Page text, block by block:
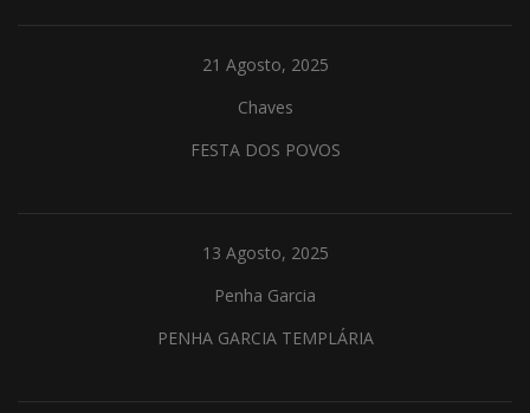
21 Agosto, 2025
Chaves
FESTA DOS POVOS
13 Agosto, 2025
Penha Garcia
PENHA GARCIA TEMPLÁRIA